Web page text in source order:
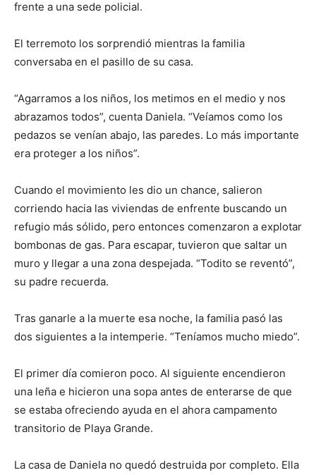
frente a una sede policial.
El terremoto los sorprendió mientras la familia
conversaba en el pasillo de su casa.
“Agarramos a los niños, los metimos en el medio y nos
abrazamos todos”, cuenta Daniela. “Veíamos como los
pedazos se venían abajo, las paredes. Lo más importante
era proteger a los niños”.
Cuando el movimiento les dio un chance, salieron
corriendo hacia las viviendas de enfrente buscando un
refugio más sólido, pero entonces comenzaron a explotar
bombonas de gas. Para escapar, tuvieron que saltar un
muro y llegar a una zona despejada. “Todito se reventó”,
su padre recuerda.
Tras ganarle a la muerte esa noche, la familia pasó las
dos siguientes a la intemperie. “Teníamos mucho miedo”.
El primer día comieron poco. Al siguiente encendieron
una leña e hicieron una sopa antes de enterarse de que
se estaba ofreciendo ayuda en el ahora campamento
transitorio de Playa Grande.
La casa de Daniela no quedó destruida por completo. Ella